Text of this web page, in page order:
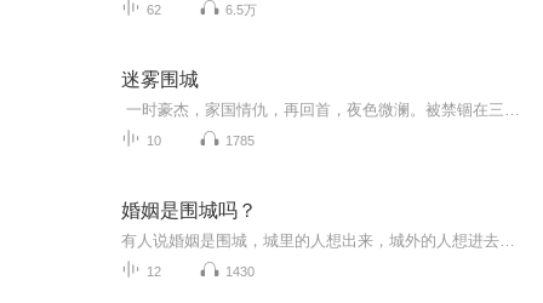
62 6.5万
迷雾围城
10 1785
婚姻是围城吗？
12 1430